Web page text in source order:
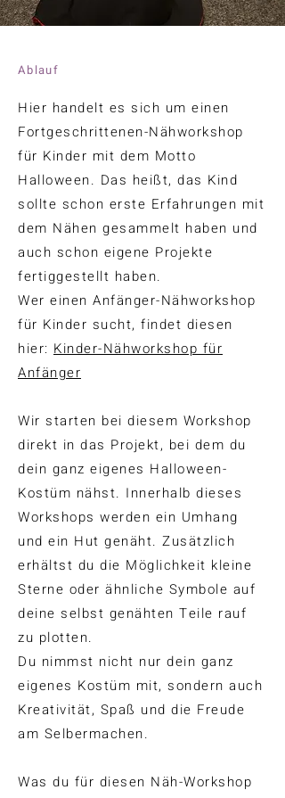
Ablauf
Hier handelt es sich um einen
Fortgeschrittenen-Nähworkshop
für Kinder mit dem Motto
Halloween. Das heißt, das Kind
sollte schon erste Erfahrungen mit
dem Nähen gesammelt haben und
auch schon eigene Projekte
fertiggestellt haben.
Wer einen Anfänger-Nähworkshop
für Kinder sucht, findet diesen
hier: Kinder-Nähworkshop für
Anfänger
Wir starten bei diesem Workshop
direkt in das Projekt, bei dem du
dein ganz eigenes Halloween-
Kostüm nähst. Innerhalb dieses
Workshops werden ein Umhang
und ein Hut genäht. Zusätzlich
erhältst du die Möglichkeit kleine
Sterne oder ähnliche Symbole auf
deine selbst genähten Teile rauf
zu plotten.
Du nimmst nicht nur dein ganz
eigenes Kostüm mit, sondern auch
Kreativität, Spaß und die Freude
am Selbermachen.
Was du für diesen Näh-Workshop